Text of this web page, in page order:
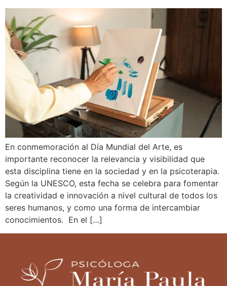
En conmemoración al Día Mundial del Arte, es
importante reconocer la relevancia y visibilidad que
esta disciplina tiene en la sociedad y en la psicoterapia.
Según la UNESCO, esta fecha se celebra para fomentar
la creatividad e innovación a nivel cultural de todos los
seres humanos, y como una forma de intercambiar
conocimientos. En el […]